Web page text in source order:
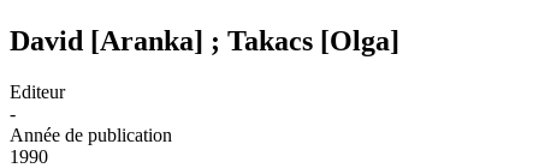
David [Aranka] ; Takacs [Olga]
Editeur
-
Année de publication
1990